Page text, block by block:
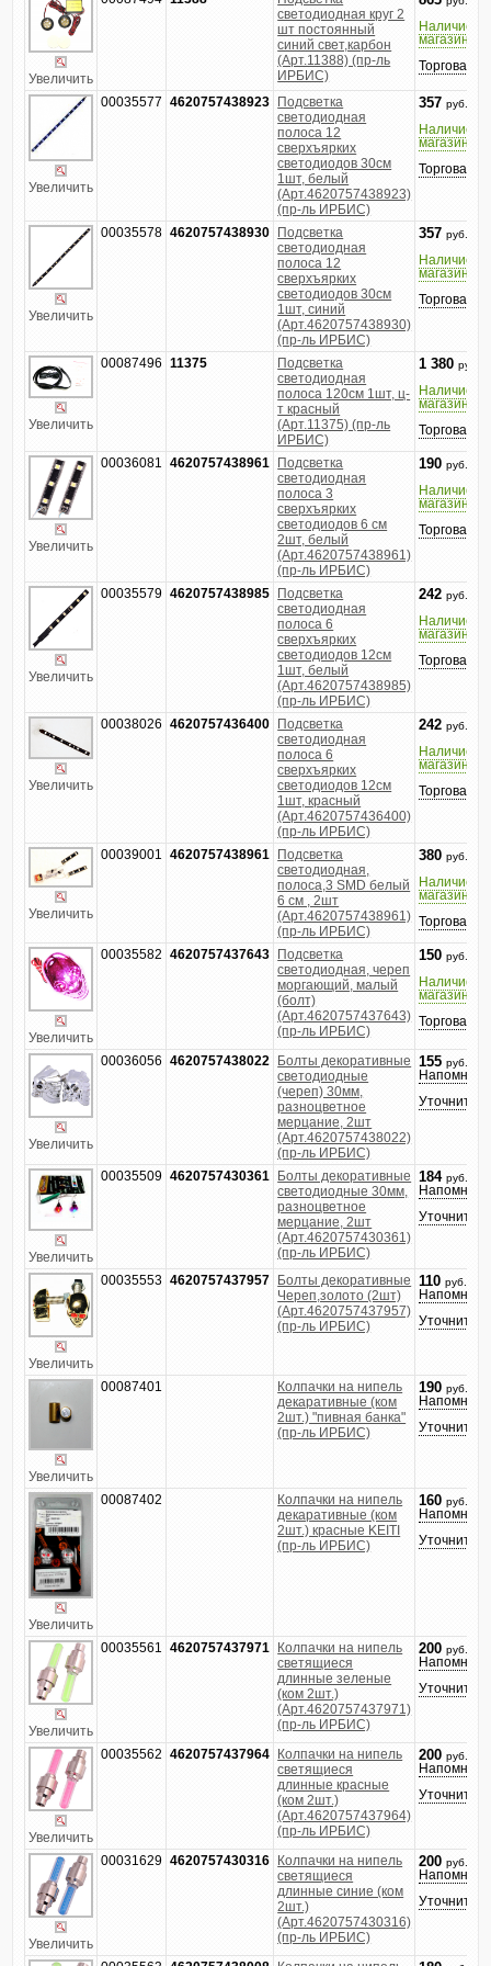
Увеличить
светодиодная круг 2
шт постоянный
синий свет,карбон
(Арт.11388) (пр-ль
ИРБИС)
Наличие в
магазине
Увеличить
00035577 4620757438923
Подсветка
светодиодная
полоса 12
сверхъярких
светодиодов 30см
1шт, белый
(Арт.4620757438923)
(пр-ль ИРБИС)
357 руб.
Наличие в
магазине
Увеличить
00035578 4620757438930
Подсветка
светодиодная
полоса 12
сверхъярких
светодиодов 30см
1шт, синий
(Арт.4620757438930)
(пр-ль ИРБИС)
357 руб.
Наличие в
магазине
Увеличить
00087496 11375
Подсветка
светодиодная
полоса 120см 1шт, ц-
т красный
(Арт.11375) (пр-ль
ИРБИС)
1 380 руб.
Наличие в
магазине
Увеличить
00036081 4620757438961
Подсветка
светодиодная
полоса 3
сверхъярких
светодиодов 6 см
2шт, белый
(Арт.4620757438961)
(пр-ль ИРБИС)
190 руб.
Наличие в
магазине
Увеличить
00035579 4620757438985
Подсветка
светодиодная
полоса 6
сверхъярких
светодиодов 12см
1шт, белый
(Арт.4620757438985)
(пр-ль ИРБИС)
242 руб.
Наличие в
магазине
Увеличить
00038026 4620757436400
Подсветка
светодиодная
полоса 6
сверхъярких
светодиодов 12см
1шт, красный
(Арт.4620757436400)
(пр-ль ИРБИС)
242 руб.
Наличие в
магазине
Увеличить
00039001 4620757438961
Подсветка
светодиодная,
полоса,3 SMD белый
6 см , 2шт
(Арт.4620757438961)
(пр-ль ИРБИС)
380 руб.
Наличие в
магазине
Увеличить
00035582 4620757437643
Подсветка
светодиодная, череп
моргающий, малый
(болт)
(Арт.4620757437643)
(пр-ль ИРБИС)
150 руб.
Наличие в
магазине
Увеличить
00036056 4620757438022
Болты декоративные
светодиодные
(череп) 30мм,
разноцветное
мерцание, 2шт
(Арт.4620757438022)
(пр-ль ИРБИС)
155 руб.
Напомнить
Уточнить
Увеличить
00035509 4620757430361
Болты декоративные
светодиодные 30мм,
разноцветное
мерцание, 2шт
(Арт.4620757430361)
(пр-ль ИРБИС)
184 руб.
Напомнить
Уточнить
Увеличить
00035553 4620757437957
Болты декоративные
Череп,золото (2шт)
(Арт.4620757437957)
(пр-ль ИРБИС)
110 руб.
Напомнить
Уточнить
Увеличить
00087401
Колпачки на нипель
декаративные (ком
2шт.) "пивная банка"
(пр-ль ИРБИС)
190 руб.
Напомнить
Уточнить
Увеличить
00087402
Колпачки на нипель
декаративные (ком
2шт.) красные KEITI
(пр-ль ИРБИС)
160 руб.
Напомнить
Уточнить
Увеличить
00035561 4620757437971
Колпачки на нипель
светящиеся
длинные зеленые
(ком 2шт.)
(Арт.4620757437971)
(пр-ль ИРБИС)
200 руб.
Напомнить
Уточнить
Увеличить
00035562 4620757437964
Колпачки на нипель
светящиеся
длинные красные
(ком 2шт.)
(Арт.4620757437964)
(пр-ль ИРБИС)
200 руб.
Напомнить
Уточнить
Увеличить
00031629 4620757430316
Колпачки на нипель
светящиеся
длинные синие (ком
2шт.)
(Арт.4620757430316)
(пр-ль ИРБИС)
200 руб.
Напомнить
Уточнить